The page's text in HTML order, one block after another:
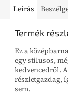
Leírás
Termék
Ez a
egy stílusos,
kedvencedről.
részletgazdag,
sem.